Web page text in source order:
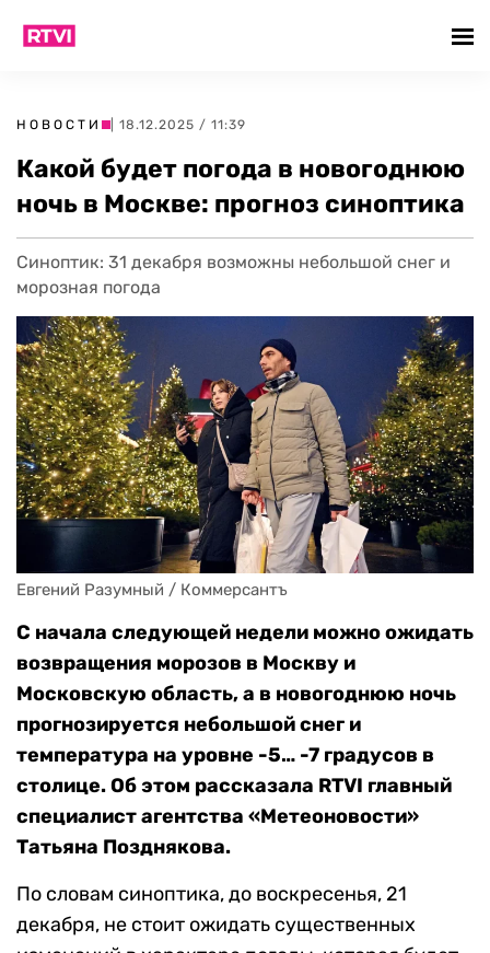
НОВОСТИ | 18.12.2025 / 11:39
Какой будет погода в новогоднюю
ночь в Москве: прогноз синоптика
Синоптик: 31 декабря возможны небольшой снег и
морозная погода
Евгений Разумный / Коммерсантъ
С начала следующей недели можно ожидать
возвращения морозов в Москву и
Московскую область, а в новогоднюю ночь
прогнозируется небольшой снег и
температура на уровне -5… -7 градусов в
столице. Об этом рассказала RTVI главный
специалист агентства «Метеоновости»
Татьяна Позднякова.
По словам синоптика, до воскресенья, 21
декабря, не стоит ожидать существенных